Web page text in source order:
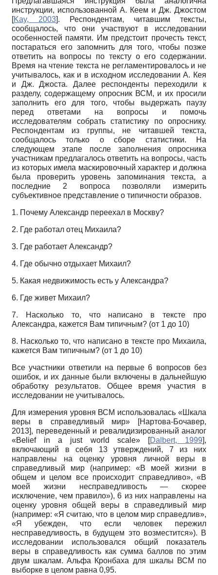
инструкции, использованной А. Кеем и Дж. Джостом
[Kay, 2003]. Респондентам, читавшим тексты,
сообщалось, что они участвуют в исследовании
особенностей памяти. Им предстоит прочесть текст,
постараться его запомнить для того, чтобы позже
ответить на вопросы по тексту о его содержании.
Время на чтение текста не регламентировалось и не
учитывалось, как и в исходном исследовании А. Кея
и Дж. Джоста. Далее респонденты переходили к
разделу, содержащему опросник ВСМ, и их просили
заполнить его для того, чтобы выдержать паузу
перед ответами на вопросы и помочь
исследователям собрать статистику по опроснику.
Респондентам из группы, не читавшей текста,
сообщалось только о сборе статистики. На
следующем этапе после заполнения опросника
участникам предлагалось ответить на вопросы, часть
из которых имела маскировочный характер и должна
была проверить уровень запоминания текста, а
последние 2 вопроса позволяли измерить
субъективное представление о типичности образов.
1. Почему Александр переехал в Москву?
2. Где работал отец Михаила?
3. Где работает Александр?
4. Где обычно отдыхает Михаил?
5. Какая недвижимость есть у Александра?
6. Где живет Михаил?
7. Насколько то, что написано в тексте про
Александра, кажется Вам типичным? (от 1 до 10)
8. Насколько то, что написано в тексте про Михаила,
кажется Вам типичным? (от 1 до 10)
Все участники ответили на первые 6 вопросов без
ошибок, и их данные были включены в дальнейшую
обработку результатов. Общее время участия в
исследовании не учитывалось.
Для измерения уровня ВСМ использовалась «Шкала
веры в справедливый мир»
[Нартова-Бочавер,
2013], переведенный и ревалидизированный аналог
«Belief in a just world scale»
[Dalbert, 1999],
включающий в себя 13 утверждений, 7 из них
направлены на оценку уровня личной веры в
справедливый мир (например: «В моей жизни в
общем и целом все происходит справедливо», «В
моей жизни несправедливость — скорее
исключение, чем правило»), 6 из них направлены на
оценку уровня общей веры в справедливый мир
(например: «Я считаю, что в целом мир справедлив»,
«Я убежден, что если человек пережил
несправедливость, в будущем это возместится»). В
исследовании использовался общий показатель
веры в справедливость как сумма баллов по этим
двум шкалам. Альфа Кронбаха для шкалы ВСМ по
выборке в целом равна 0,95.